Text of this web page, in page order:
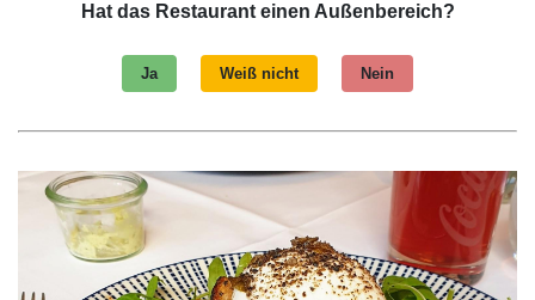
Hat das Restaurant einen Außenbereich?
Ja Weiß nicht Nein